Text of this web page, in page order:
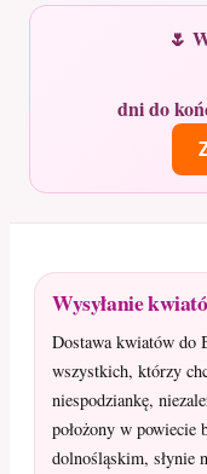
🌷
dni do
Wysyłanie
Dostawa kwiatów do
wszystkich, którzy
niespodziankę,
położony w powiecie
dolnośląskim, słynie